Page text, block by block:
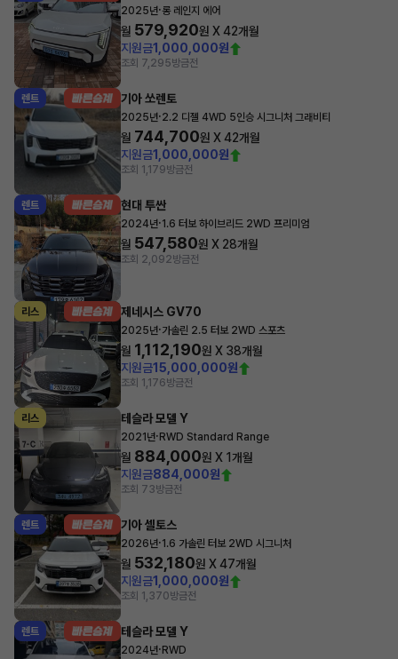
2025년·롱 레인지 에어
월 579,920원 X42개월
지원금1,000,000원
조회 7,295방금전
렌트 기아 쏘렌토
2025년·2.2 디젤 4WD 5인승 시그니처 그래비티
월 744,700원 X42개월
지원금1,000,000원
조회 1,179방금전
렌트 현대 투싼
2024년·1.6 터보 하이브리드 2WD 프리미엄
월 547,580원 X 28개월
조회 2,092방금전
리스 제네시스 GV70
2025년·가솔린 2.5 터보 2WD 스포츠
월 1,112,190원 X 38개월
지원금15,000,000원
조회 1,176방금전
리스 테슬라 모델 Y
2021년· RWD Standard Range
월 884,000원 X 1개월
지원금884,000원
조회 73방금전
렌트 기아 셀토스
2026년·1.6 가솔린 터보 2WD 시그니처
월 532,180원 X47개월
지원금1,000,000원
조회 1,370방금전
렌트 테슬라 모델 Y
2024년· RWD